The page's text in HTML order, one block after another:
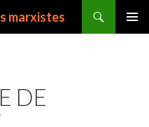
marxistes
DE